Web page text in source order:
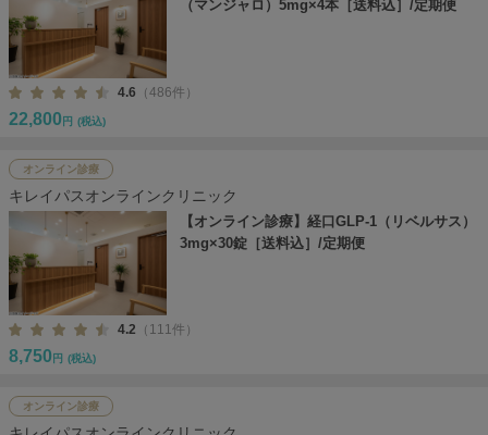
（マンジャロ）5mg×4本［送料込］/定期便
4.6 （486件）
22,800 円 (税込)
オンライン診療
キレイパスオンラインクリニック
【オンライン診療】経口GLP-1（リベルサス）
3mg×30錠［送料込］/定期便
4.2 （111件）
8,750 円 (税込)
オンライン診療